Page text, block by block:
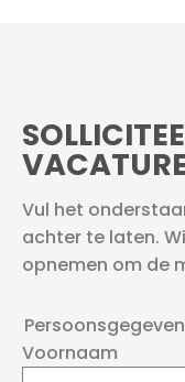
Vul het
achter te laten.
opnemen om de
Voornaam